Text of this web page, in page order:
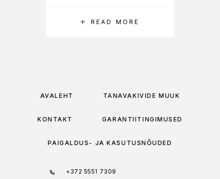
READ MORE
AVALEHT TÄNAVAKIVIDE MÜÜK
KONTAKT GARANTIITINGIMUSED
PAIGALDUS- JA KASUTUSNÕUDED
+372 5551 7309